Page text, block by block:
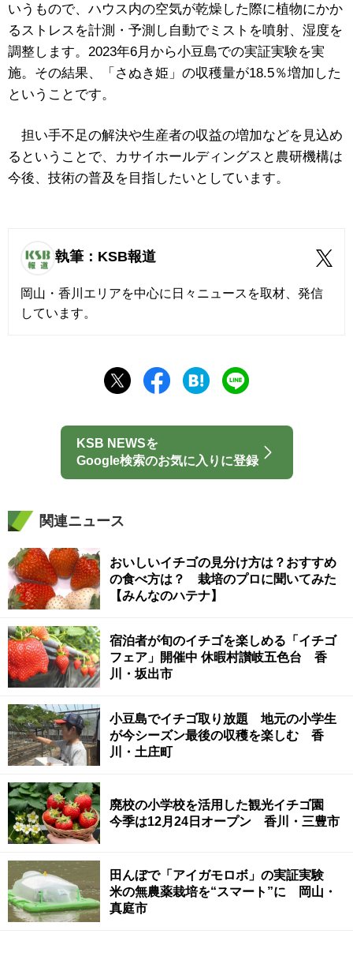
いうもので、ハウス内の空気が乾燥した際に植物にかか
るストレスを計測・予測し自動でミストを噴射、湿度を
調整します。2023年6月から小豆島での実証実験を実
施。その結果、「さぬき姫」の収穫量が18.5％増加した
ということです。
担い手不足の解決や生産者の収益の増加などを見込め
るということで、カサイホールディングスと農研機構は
今後、技術の普及を目指したいとしています。
執筆：KSB報道
岡山・香川エリアを中心に日々ニュースを取材、発信
しています。
KSB NEWSを
Google検索のお気に入りに登録
関連ニュース
おいしいイチゴの見分け方は？おすすめ
の食べ方は？ 栽培のプロに聞いてみた
【みんなのハテナ】
宿泊者が旬のイチゴを楽しめる「イチゴ
フェア」開催中 休暇村讃岐五色台 香
川・坂出市
小豆島でイチゴ取り放題 地元の小学生
が今シーズン最後の収穫を楽しむ 香
川・土庄町
廃校の小学校を活用した観光イチゴ園
今季は12月24日オープン 香川・三豊市
田んぼで「アイガモロボ」の実証実験
米の無農薬栽培を“スマート”に 岡山・
真庭市